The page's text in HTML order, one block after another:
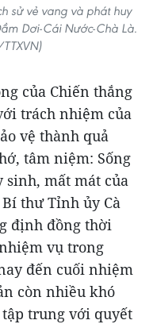
sử vẻ vang và phát huy
Dơi-Cái Nước-Chà Là.
của Chiến thắng
trách nhiệm của
vệ thành quả
tâm niệm: Sống
sinh, mất mát của
thư Tỉnh ủy Cà
định đồng thời
vụ trong
đến cuối nhiệm
còn nhiều khó
trung với quyết